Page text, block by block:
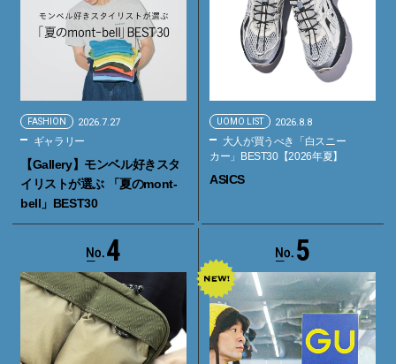
FASHION 2026.7.27
ギャラリー
【Gallery】モンベル好きスタ
イリストが選ぶ 「夏のmont-
bell」BEST30
UOMO LIST 2026.8.8
大人が買うべき「白スニー
カー」BEST30【2026年夏】
ASICS
4 5